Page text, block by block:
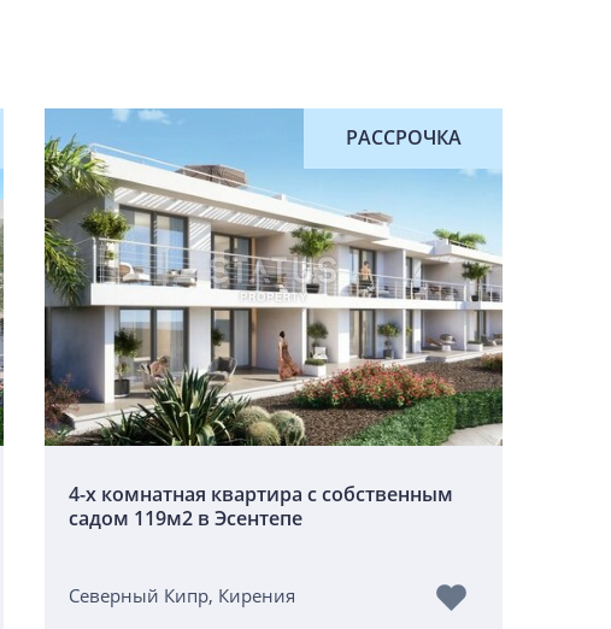
РАССРОЧКА
4-х комнатная квартира с собственным
садом 119м2 в Эсентепе
Северный Кипр, Кирения